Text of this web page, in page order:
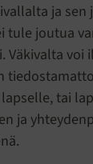
ja
tule joutua
Väkivalta voi
tai
ja